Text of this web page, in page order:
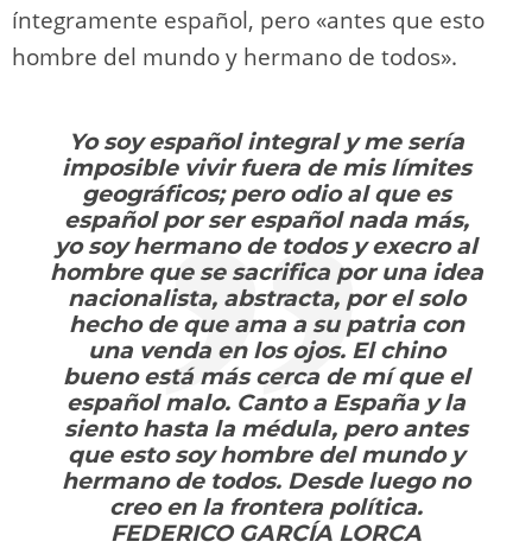
íntegramente español, pero «antes que esto
hombre del mundo y hermano de todos».
Yo soy español integral y me sería
imposible vivir fuera de mis límites
geográficos; pero odio al que es
español por ser español nada más,
yo soy hermano de todos y execro al
hombre que se sacrifica por una idea
nacionalista, abstracta, por el solo
hecho de que ama a su patria con
una venda en los ojos. El chino
bueno está más cerca de mí que el
español malo. Canto a España y la
siento hasta la médula, pero antes
que esto soy hombre del mundo y
hermano de todos. Desde luego no
creo en la frontera política.​
FEDERICO GARCÍA LORCA